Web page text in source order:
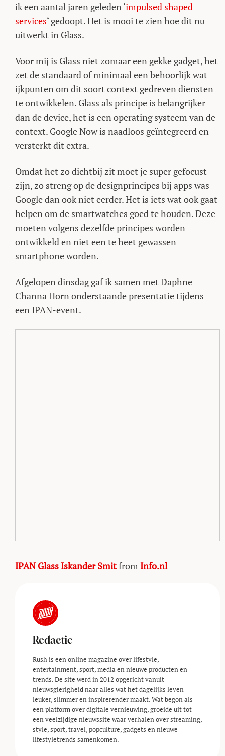
ik een aantal jaren geleden ‘impulsed shaped
services‘ gedoopt. Het is mooi te zien hoe dit nu
uitwerkt in Glass.
Voor mij is Glass niet zomaar een gekke gadget, het
zet de standaard of minimaal een behoorlijk wat
ijkpunten om dit soort context gedreven diensten
te ontwikkelen. Glass als principe is belangrijker
dan de device, het is een operating systeem van de
context. Google Now is naadloos geïntegreerd en
versterkt dit extra.
Omdat het zo dichtbij zit moet je super gefocust
zijn, zo streng op de designprincipes bij apps was
Google dan ook niet eerder. Het is iets wat ook gaat
helpen om de smartwatches goed te houden. Deze
moeten volgens dezelfde principes worden
ontwikkeld en niet een te heet gewassen
smartphone worden.
Afgelopen dinsdag gaf ik samen met Daphne
Channa Horn onderstaande presentatie tijdens
een IPAN-event.
IPAN Glass Iskander Smitfrom Info.nl
Redactie
Rush is een online magazine over lifestyle,
entertainment, sport, media en nieuwe producten en
trends. De site werd in 2012 opgericht vanuit
nieuwsgierigheid naar alles wat het dagelijks leven
leuker, slimmer en inspirerender maakt. Wat begon als
een platform over digitale vernieuwing, groeide uit tot
een veelzijdige nieuwssite waar verhalen over streaming,
style, sport, travel, popculture, gadgets en nieuwe
lifestyle­trends samenkomen.